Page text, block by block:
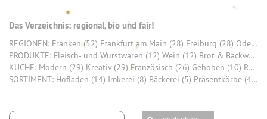
Das Verzeichnis: regional, bio und fair!
REGIONEN: Franken (52) Frankfurt am Main (28) Freiburg (28) Odenwald (26) Saarland (26) München (20) Tuttlingen (20) Allgäu (19) Hohenlohekreis (17) Stuttgart (16)
PRODUKTE: Fleisch- und Wurstwaren (12) Wein (12) Brot & Backwaren (9) Honig (7) Käse (6) Bier (6) Schokolade (6) Gemüse (5) Eier (5) Rind (4)
KÜCHE: Modern (29) Kreativ (29) Französisch (26) Gehoben (10) Regional Deutsch (7) Traditionell (4) Europäisch (2) Klassisch (2) Asiatisch (1) HartKernHessisch (1)
SORTIMENT: Hofladen (14) Imkerei (8) Bäckerei (5) Präsentkörbe (4) Bio-Produkte (4) Weingut (4) Bio Brot (3) Bio-Gemüse (3) Fleisch (3) regionale Frischware (3)